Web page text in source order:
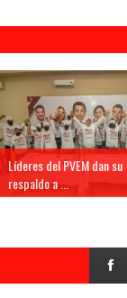
Líderes del PVEM dan su
respaldo a ...